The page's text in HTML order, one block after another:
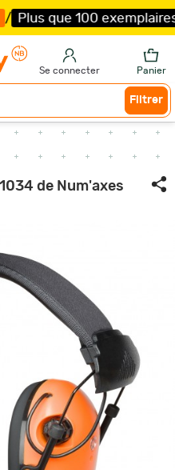
exemplaires ! /
Se connecter Panier
Filtrer
de Num'axes